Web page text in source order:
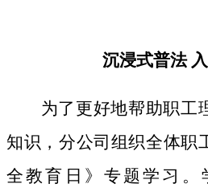
沉浸式普法
为了更好地帮助职工
知识，分公司组织全体职
全教育日》专题学习。